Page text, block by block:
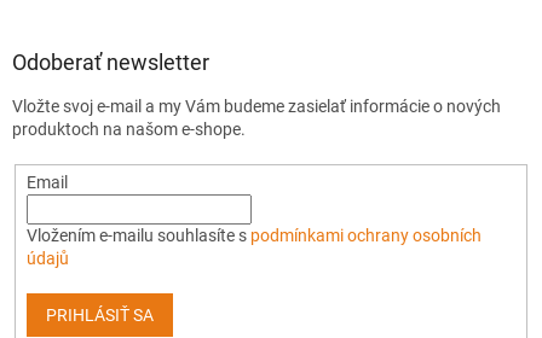
Odoberať newsletter
Vložte svoj e-mail a my Vám budeme zasielať informácie o nových
produktoch na našom e-shope.
Email
Vložením e-mailu souhlasíte s podmínkami ochrany osobních
údajů
PRIHLÁSIŤ SA